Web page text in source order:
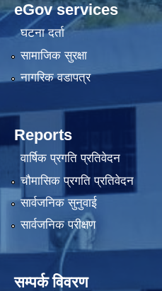
eGov services
घटना दर्ता
सामाजिक सुरक्षा
नागरिक वडापत्र
Reports
वार्षिक प्रगति प्रतिवेदन
चौमासिक प्रगति प्रतिवेदन
सार्वजनिक सुनुवाई
सार्वजनिक परीक्षण
सम्पर्क विवरण